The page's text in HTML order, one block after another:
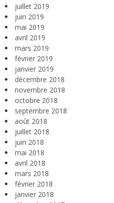
juillet 2019
juin 2019
mai 2019
avril 2019
mars 2019
février 2019
janvier 2019
décembre 2018
novembre 2018
octobre 2018
septembre 2018
août 2018
juillet 2018
juin 2018
mai 2018
avril 2018
mars 2018
février 2018
janvier 2018